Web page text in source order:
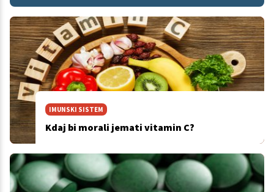
IMUNSKI SISTEM
Kdaj bi morali jemati vitamin C?